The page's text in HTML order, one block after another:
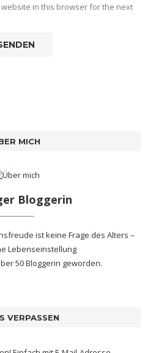
in this browser for the next
MICH
Bloggerin
ist keine Frage des Alters –
Lebenseinstellung
50 Bloggerin geworden.
VERPASSEN